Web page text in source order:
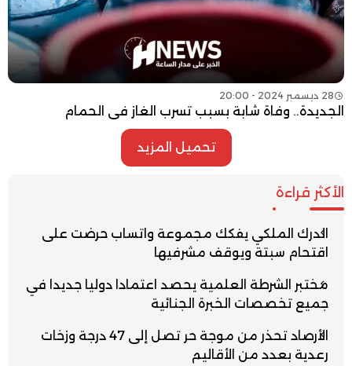
28 ديسمبر 2024 - 20:00
الجديدة.. وفاة شابة بسبب تسرب الغاز في الحمام
تحميل المزيد
الأكثر قراءة
الدرك الملكي يفكك مجموعة واتساب حرضت على
اقتحام سبتة ويوقف مشرفيها
مختبر الشرطة العلمية يحصد اعتمادا دوليا جديدا في
جميع تخصصات الخبرة الجنائية
الأرصاد تحذر من موجة حر تصل إلى 47 درجة وزخات
رعدية بعدد من الأقاليم